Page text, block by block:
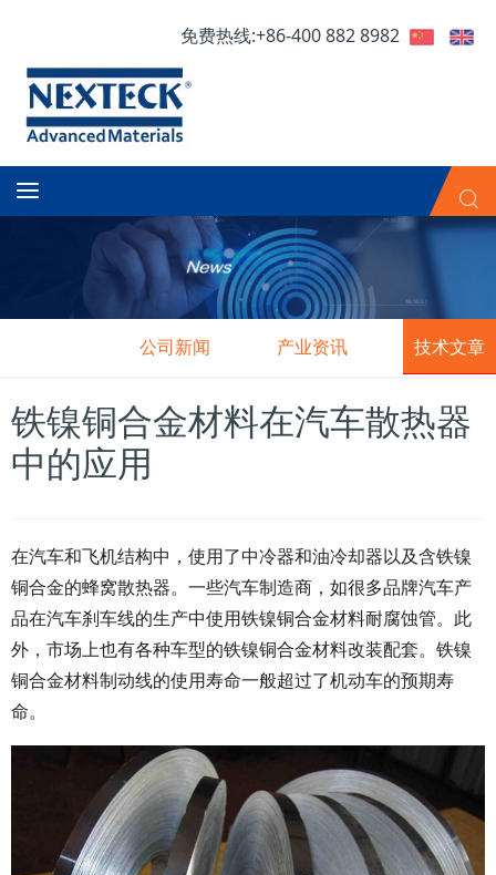
免费热线:+86-400 882 8982
公司新闻 产业资讯 技术文章
铁镍铜合金材料在汽车散热器
中的应用
在汽车和飞机结构中，使用了中冷器和油冷却器以及含铁镍
铜合金的蜂窝散热器。一些汽车制造商，如很多品牌汽车产
品在汽车刹车线的生产中使用铁镍铜合金材料耐腐蚀管。此
外，市场上也有各种车型的铁镍铜合金材料改装配套。铁镍
铜合金材料制动线的使用寿命一般超过了机动车的预期寿
命。